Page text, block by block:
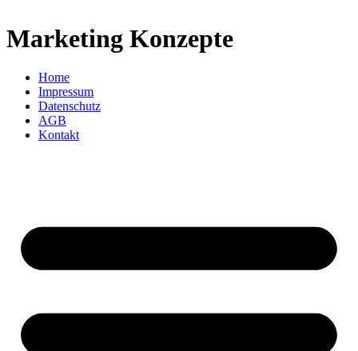
Marketing Konzepte
Home
Impressum
Datenschutz
AGB
Kontakt